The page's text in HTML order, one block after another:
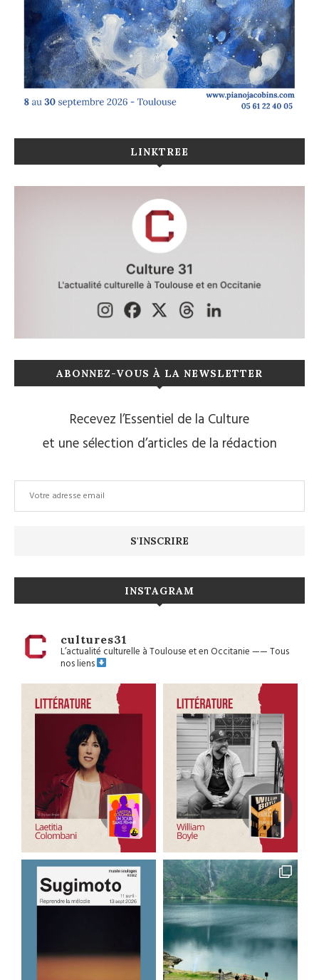
LINKTREE
ABONNEZ-VOUS À LA NEWSLETTER
Recevez l’Essentiel de la Culture
et une sélection d’articles de la rédaction
INSTAGRAM
cultures31
L’actualité culturelle à Toulouse et en Occitanie——Tous
nos liens